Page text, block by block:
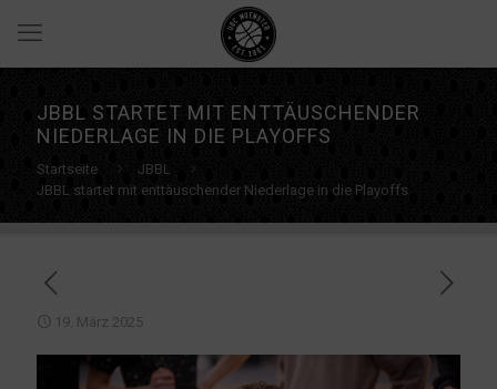
JBBL STARTET MIT ENTTÄUSCHENDER
NIEDERLAGE IN DIE PLAYOFFS
Startseite
JBBL
JBBL startet mit enttäuschender Niederlage in die Playoffs
19. März 2025